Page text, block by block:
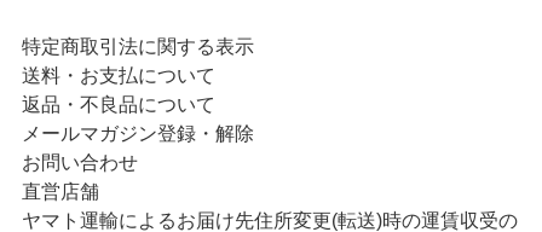
特定商取引法に関する表示
送料・お支払について
返品・不良品について
メールマガジン登録・解除
お問い合わせ
直営店舗
ヤマト運輸によるお届け先住所変更(転送)時の運賃収受の